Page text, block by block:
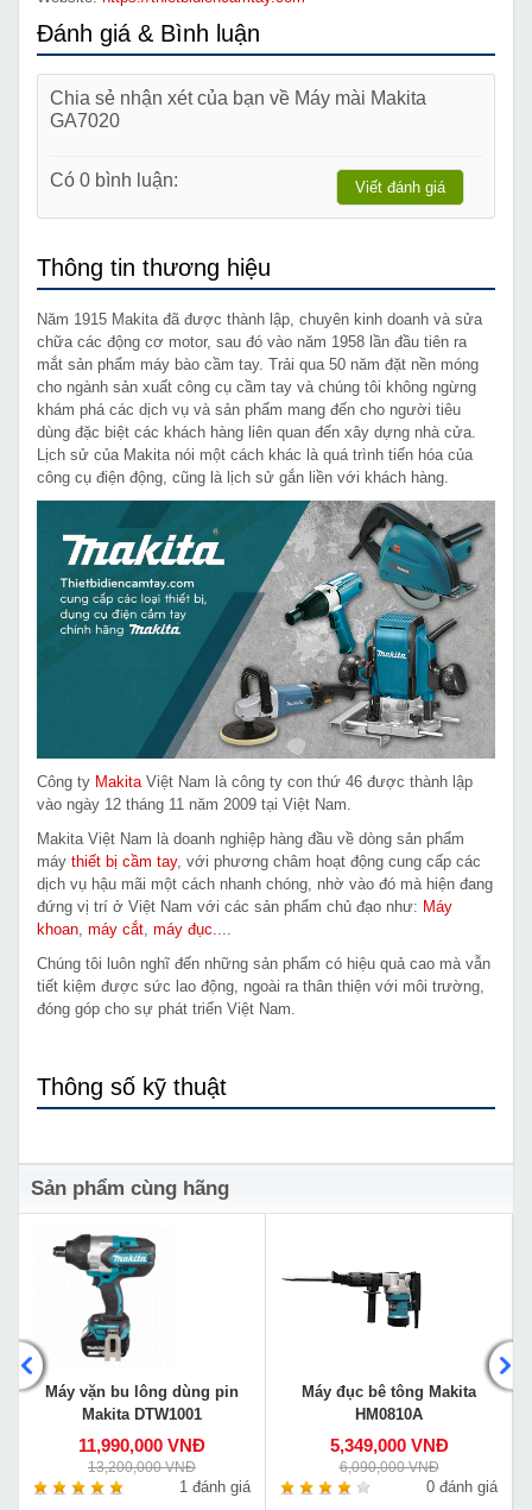
Đánh giá & Bình luận
Chia sẻ nhận xét của bạn về Máy mài Makita
GA7020
Có 0 bình luận: Viết đánh giá
Thông tin thương hiệu
Năm 1915 Makita đã được thành lập, chuyên kinh doanh và sửa
chữa các động cơ motor, sau đó vào năm 1958 lần đầu tiên ra
mắt sản phẩm máy bào cầm tay. Trải qua 50 năm đặt nền móng
cho ngành sản xuất công cụ cầm tay và chúng tôi không ngừng
khám phá các dịch vụ và sản phẩm mang đến cho người tiêu
dùng đặc biệt các khách hàng liên quan đến xây dựng nhà cửa.
Lịch sử của Makita nói một cách khác là quá trình tiến hóa của
công cụ điện động, cũng là lịch sử gắn liền với khách hàng.
Công ty MakitaViệt Nam là công ty con thứ 46 được thành lập
vào ngày 12 tháng 11 năm 2009 tại Việt Nam.
Makita Việt Nam là doanh nghiệp hàng đầu về dòng sản phẩm
máy thiết bị cầm tay, với phương châm hoạt động cung cấp các
dịch vụ hậu mãi một cách nhanh chóng, nhờ vào đó mà hiện đang
đứng vị trí ở Việt Nam với các sản phẩm chủ đạo như: Máy
khoan, máy cắt, máy đục....
Chúng tôi luôn nghĩ đến những sản phẩm có hiệu quả cao mà vẫn
tiết kiệm được sức lao động, ngoài ra thân thiện với môi trường,
đóng góp cho sự phát triển Việt Nam.
Thông số kỹ thuật
Sản phẩm cùng hãng
Máy vặn bu lông dùng pin
Makita DTW1001
11,990,000 VNĐ
13,200,000 VNĐ
1 đánh giá
Máy đục bê tông Makita
HM0810A
5,349,000 VNĐ
6,090,000 VNĐ
0 đánh giá